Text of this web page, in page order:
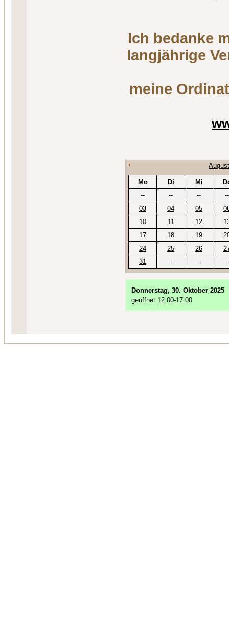
Ich bedanke
langjährige
meine
Mo Di Mi
--
-- --
--
03
04 05
10
11 12
17
18 19
24
25 26
31
-- -- --
Donnerstag, 30. Oktober 2025
geöffnet 12:00-17:00